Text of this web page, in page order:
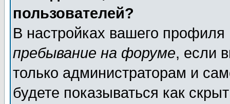
пользователей?
В настройках вашего
пребывание на форуме, если
только администраторам и
будете показываться как